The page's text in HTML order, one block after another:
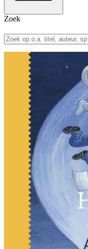
Zoek